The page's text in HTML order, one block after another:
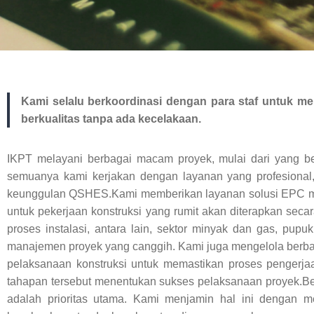
Kami selalu berkoordinasi dengan para staf untuk
berkualitas tanpa ada kecelakaan.
IKPT melayani berbagai macam proyek, mulai dari yang
semuanya kami kerjakan dengan layanan yang
keunggulan QSHES.Kami memberikan layanan solusi EPC
untuk pekerjaan konstruksi yang rumit akan diterapkan
proses instalasi, antara lain, sektor minyak dan gas,
manajemen proyek yang canggih. Kami juga mengelola
pelaksanaan konstruksi untuk memastikan proses
tahapan tersebut menentukan sukses pelaksanaan
adalah prioritas utama. Kami menjamin hal ini dengan